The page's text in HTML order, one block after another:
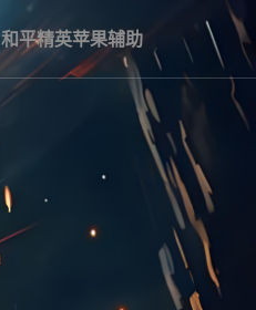
和平精英苹果辅助